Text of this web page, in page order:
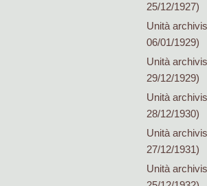
25/12/1927)
Unità
06/01/1929)
Unità
29/12/1929)
Unità
28/12/1930)
Unità
27/12/1931)
Unità